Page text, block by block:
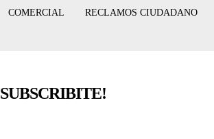
COMERCIAL RECLAMOS CIUDADANO
SUBSCRIBITE!